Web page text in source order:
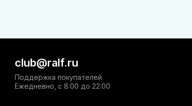
club@ralf.ru
Поддержка покупателей
Ежедневно, с 8:00 до 22:00